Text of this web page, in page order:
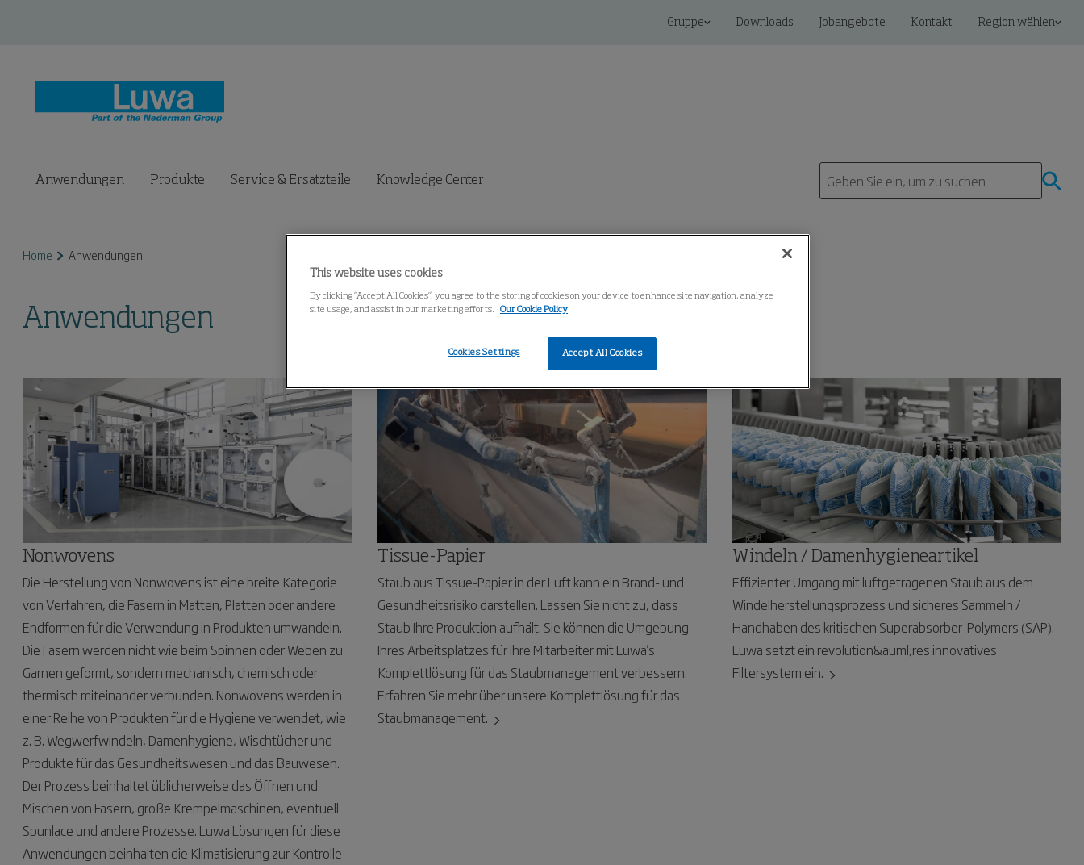
Gruppe Downloads Jobangebote Kontakt Region wählen
Anwendungen Produkte Service & Ersatzteile Knowledge Center
Home Anwendungen
Anwendungen
Nonwovens
Die Herstellung von Nonwovens ist eine breite Kategorie
von Verfahren, die Fasern in Matten, Platten oder andere
Endformen für die Verwendung in Produkten umwandeln.
Die Fasern werden nicht wie beim Spinnen oder Weben zu
Garnen geformt, sondern mechanisch, chemisch oder
thermisch miteinander verbunden. Nonwovens werden in
einer Reihe von Produkten für die Hygiene verwendet, wie
z. B. Wegwerfwindeln, Damenhygiene, Wischtücher und
Produkte für das Gesundheitswesen und das Bauwesen.
Der Prozess beinhaltet üblicherweise das Öffnen und
Mischen von Fasern, große Krempelmaschinen, eventuell
Spunlace und andere Prozesse. Luwa Lösungen für diese
Anwendungen beinhalten die Klimatisierung zur Kontrolle
Tissue-Papier
Staub aus Tissue-Papier in der Luft kann ein Brand- und
Gesundheitsrisiko darstellen. Lassen Sie nicht zu, dass
Staub Ihre Produktion aufhält. Sie können die Umgebung
Ihres Arbeitsplatzes für Ihre Mitarbeiter mit Luwa's
Komplettlösung für das Staubmanagement verbessern.
Erfahren Sie mehr über unsere Komplettlösung für das
Staubmanagement.
Windeln / Damenhygieneartikel
Effizienter Umgang mit luftgetragenen Staub aus dem
Windelherstellungsprozess und sicheres Sammeln /
Handhaben des kritischen Superabsorber-Polymers (SAP).
Luwa setzt ein revolution&auml;res innovatives
Filtersystem ein.
This website uses cookies
By clicking “Accept All Cookies”, you agree to the storing of cookies on your device to enhance site navigation, analyze
site usage, and assist in our marketing efforts.
Our Cookie Policy
Accept All Cookies
Cookies Settings